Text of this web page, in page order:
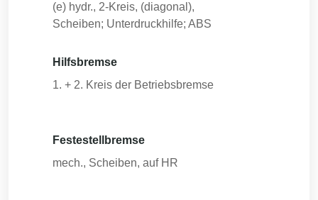
(e) hydr., 2-Kreis, (diagonal),
Scheiben; Unterdruckhilfe; ABS
Hilfsbremse
1. + 2. Kreis der Betriebsbremse
Festestellbremse
mech., Scheiben, auf HR